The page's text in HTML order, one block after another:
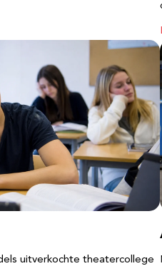
uitverkochte theatercollege